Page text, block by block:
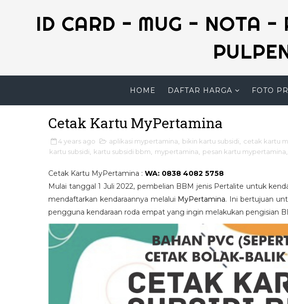
ID CARD - MUG - NOTA
HOME DAFTAR HARGA FOTO
Cetak Kartu MyPertamina
4 years ago aplikasi mypertamina bikin kartu subsidi cetak kartu
kartu subsidi
kartu subsidi bbm mypertamina pesan kartu mypertamina
Cetak Kartu MyPertamina : WA: 0838 4082 5758
Mulai tanggal 1 Juli 2022, pembelian BBM jenis Pertalite untuk
mendaftarkan kendaraannya melalui MyPertamina. Ini bertujuan
pengguna kendaraan roda empat yang ingin melakukan pengisian